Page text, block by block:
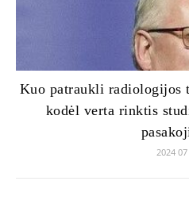
Kuo patraukli radiologijos
kodėl verta rinktis
2024